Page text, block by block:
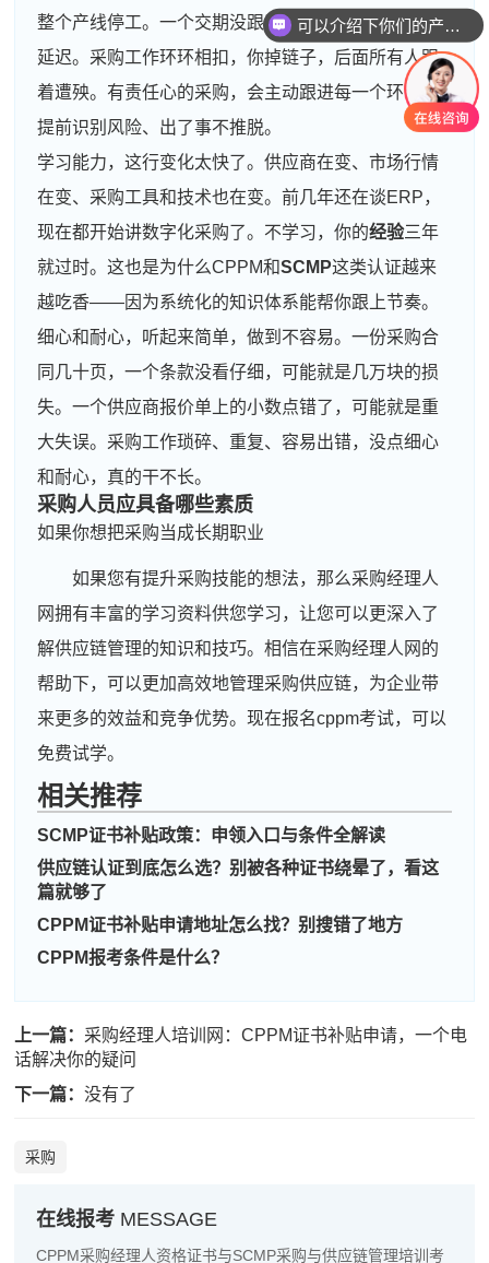
整个产线停工。一个交期没跟紧，可能导致客户订单
延迟。采购工作环环相扣，你掉链子，后面所有人跟
着遭殃。有责任心的采购，会主动跟进每一个环节、
提前识别风险、出了事不推脱。
学习能力，这行变化太快了。供应商在变、市场行情
在变、采购工具和技术也在变。前几年还在谈ERP，
现在都开始讲数字化采购了。不学习，你的经验三年
就过时。这也是为什么CPPM和SCMP这类认证越来
越吃香——因为系统化的知识体系能帮你跟上节奏。
细心和耐心，听起来简单，做到不容易。一份采购合
同几十页，一个条款没看仔细，可能就是几万块的损
失。一个供应商报价单上的小数点错了，可能就是重
大失误。采购工作琐碎、重复、容易出错，没点细心
和耐心，真的干不长。
采购人员应具备哪些素质
如果你想把采购当成长期职业
如果您有提升采购技能的想法，那么采购经理人
网拥有丰富的学习资料供您学习，让您可以更深入了
解供应链管理的知识和技巧。相信在采购经理人网的
帮助下，可以更加高效地管理采购供应链，为企业带
来更多的效益和竞争优势。现在报名cppm考试，可以
免费试学。
相关推荐
SCMP证书补贴政策：申领入口与条件全解读
供应链认证到底怎么选？别被各种证书绕晕了，看这
篇就够了
CPPM证书补贴申请地址怎么找？别搜错了地方
CPPM报考条件是什么？
上一篇： 采购经理人培训网：CPPM证书补贴申请，一个电
话解决你的疑问
下一篇：没有了
采购
在线报考 MESSAGE
CPPM采购经理人资格证书与SCMP采购与供应链管理培训考
刘**
陈* 139****2907 2026-08-08
陈** 189****1764
李* 189****9512 2026-08-07
可以介绍下你们的产品么
你们是怎么收费的呢